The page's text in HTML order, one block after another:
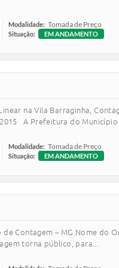
Modalidade: Tomada de Preço
Situação: EM ANDAMENTO
na Vila Barraginha,
2015 A Prefeitura do
Modalidade: Tomada de Preço
Situação: EM ANDAMENTO
Contagem – MG.Nome do
torna público, para...